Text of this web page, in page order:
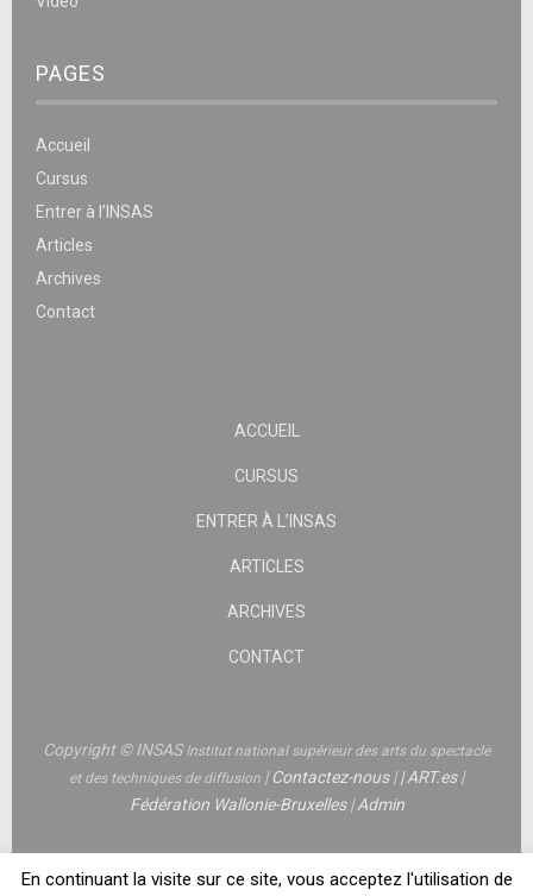
PAGES
Accueil
Cursus
Entrer à l’INSAS
Articles
Archives
Contact
ACCUEIL
CURSUS
ENTRER À L’INSAS
ARTICLES
ARCHIVES
CONTACT
Copyright © INSASInstitut national supérieur des arts du spectacle
et des techniques de diffusion |Contactez-nous||ART.es|
Fédération Wallonie-Bruxelles|Admin
En continuant la visite sur ce site, vous acceptez l'utilisation de